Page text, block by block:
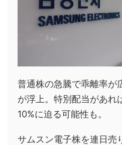
普通株の急騰で乖離率が
が浮上。特別配当があれ
10%に迫る可能性も。
サムスン電子株を連日売